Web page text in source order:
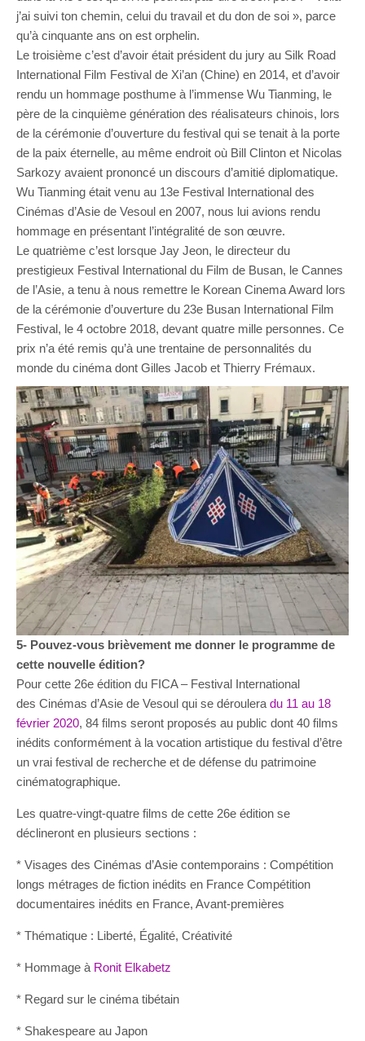
j’ai suivi ton chemin, celui du travail et du don de soi », parce
qu’à cinquante ans on est orphelin.
Le troisième c’est d’avoir était président du jury au Silk Road
International Film Festival de Xi’an (Chine) en 2014, et d’avoir
rendu un hommage posthume à l’immense Wu Tianming, le
père de la cinquième génération des réalisateurs chinois, lors
de la cérémonie d’ouverture du festival qui se tenait à la porte
de la paix éternelle, au même endroit où Bill Clinton et Nicolas
Sarkozy avaient prononcé un discours d’amitié diplomatique.
Wu Tianming était venu au 13e Festival International des
Cinémas d’Asie de Vesoul en 2007, nous lui avions rendu
hommage en présentant l’intégralité de son œuvre.
Le quatrième c’est lorsque Jay Jeon, le directeur du
prestigieux Festival International du Film de Busan, le Cannes
de l’Asie, a tenu à nous remettre le Korean Cinema Award lors
de la cérémonie d’ouverture du 23e Busan International Film
Festival, le 4 octobre 2018, devant quatre mille personnes. Ce
prix n’a été remis qu’à une trentaine de personnalités du
monde du cinéma dont Gilles Jacob et Thierry Frémaux.
5- Pouvez-vous brièvement me donner le programme de
cette nouvelle édition?
Pour cette 26e édition du FICA – Festival International
des Cinémas d’Asie de Vesoul qui se déroulera du 11 au 18
février 2020, 84 films seront proposés au public dont 40 films
inédits conformément à la vocation artistique du festival d’être
un vrai festival de recherche et de défense du patrimoine
cinématographique.
Les quatre-vingt-quatre films de cette 26e édition se
déclineront en plusieurs sections :
* Visages des Cinémas d’Asie contemporains : Compétition
longs métrages de fiction inédits en France Compétition
documentaires inédits en France, Avant-premières
* Thématique : Liberté, Égalité, Créativité
* Hommage à Ronit Elkabetz
* Regard sur le cinéma tibétain
* Shakespeare au Japon